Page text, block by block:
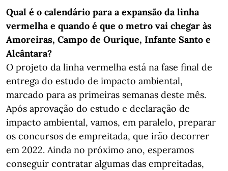
Qual é o calendário para a expansão da linha
vermelha e quando é que o metro vai chegar às
Amoreiras, Campo de Ourique, Infante Santo e
Alcântara?
O projeto da linha vermelha está na fase final de
entrega do estudo de impacto ambiental,
marcado para as primeiras semanas deste mês.
Após aprovação do estudo e declaração de
impacto ambiental, vamos, em paralelo, preparar
os concursos de empreitada, que irão decorrer
em 2022. Ainda no próximo ano, esperamos
conseguir contratar algumas das empreitadas,